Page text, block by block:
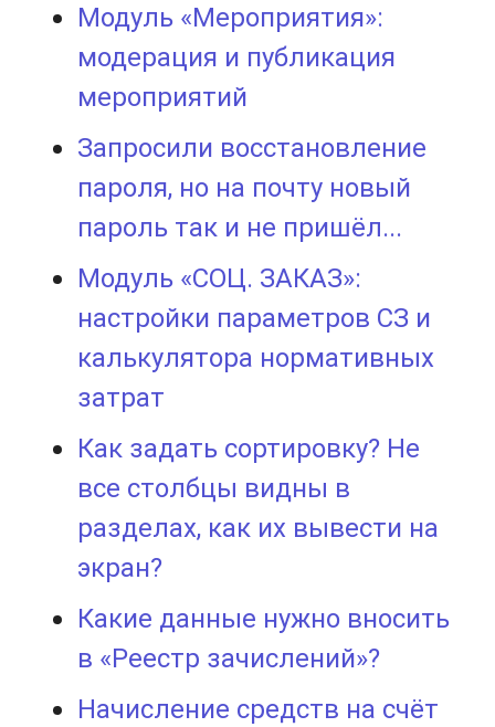
Модуль «Мероприятия»:
модерация и публикация
мероприятий
Запросили восстановление
пароля, но на почту новый
пароль так и не пришёл...
Модуль «СОЦ. ЗАКАЗ»:
настройки параметров СЗ и
калькулятора нормативных
затрат
Как задать сортировку? Не
все столбцы видны в
разделах, как их вывести на
экран?
Какие данные нужно вносить
в «Реестр зачислений»?
Начисление средств на счёт